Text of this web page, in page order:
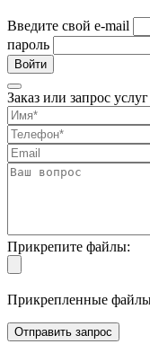
Введите свой e-mail
пароль
Войти
Заказ или запрос услуг
Прикрепите файлы:
Прикрепленные
Отправить запрос